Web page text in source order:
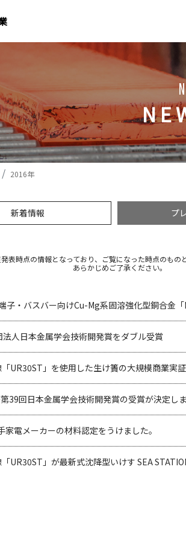
2016年
新着情報 プ
表時点の情報となっており、ご覧になった時点のもの
あらかじめご了承ください。
子・バスバー向けCu-Mg系固溶強化型銅合金
人日本金属学会技術開発賞をダブル受賞
UR30ST」を使用した生け簀の大規模商業実
第39回日本金属学会技術開発賞の受賞が決定しま
家電メーカーの材料認定をうけました。
UR30ST」が最新式沈降型いけす SEA